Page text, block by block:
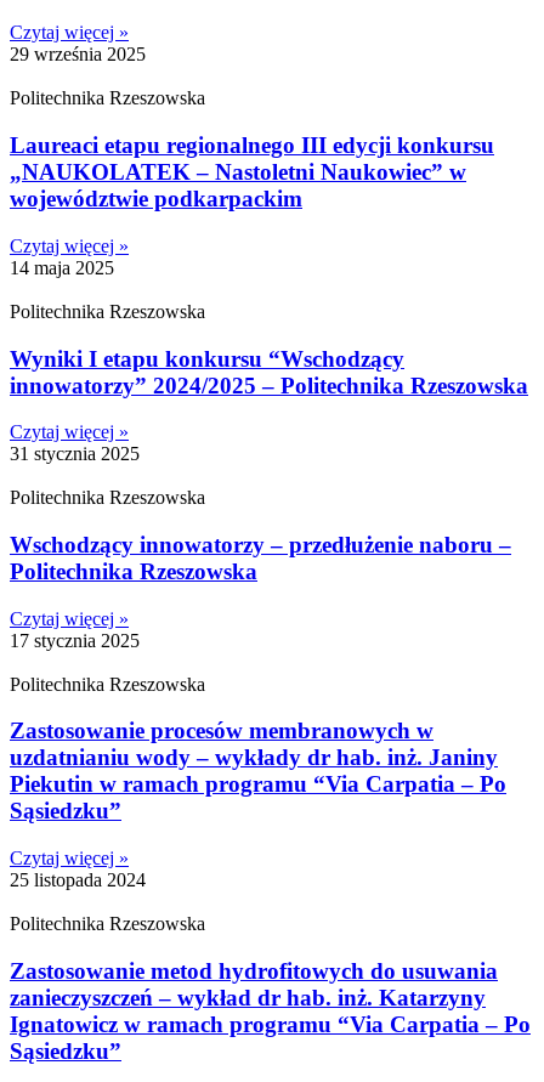
Czytaj więcej »
29 września 2025
Politechnika Rzeszowska
Laureaci etapu regionalnego III edycji konkursu
„NAUKOLATEK – Nastoletni Naukowiec” w
województwie podkarpackim
Czytaj więcej »
14 maja 2025
Politechnika Rzeszowska
Wyniki I etapu konkursu “Wschodzący
innowatorzy” 2024/2025 – Politechnika Rzeszowska
Czytaj więcej »
31 stycznia 2025
Politechnika Rzeszowska
Wschodzący innowatorzy – przedłużenie naboru –
Politechnika Rzeszowska
Czytaj więcej »
17 stycznia 2025
Politechnika Rzeszowska
Zastosowanie procesów membranowych w
uzdatnianiu wody – wykłady dr hab. inż. Janiny
Piekutin w ramach programu “Via Carpatia – Po
Sąsiedzku”
Czytaj więcej »
25 listopada 2024
Politechnika Rzeszowska
Zastosowanie metod hydrofitowych do usuwania
zanieczyszczeń – wykład dr hab. inż. Katarzyny
Ignatowicz w ramach programu “Via Carpatia – Po
Sąsiedzku”